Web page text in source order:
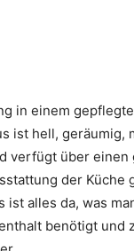
in einem
ist hell, geräumig,
verfügt über einen
der Küche
ist alles da, was
benötigt und